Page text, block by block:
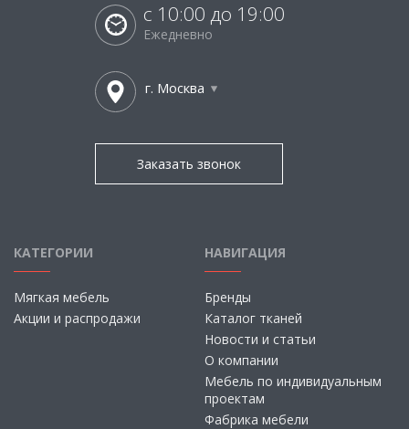
с 10:00 до 19:00
Ежедневно
г. Москва
Заказать звонок
КАТЕГОРИИ
Мягкая мебель
Акции и распродажи
НАВИГАЦИЯ
Бренды
Каталог тканей
Новости и статьи
О компании
Мебель по индивидуальным
проектам
Фабрика мебели